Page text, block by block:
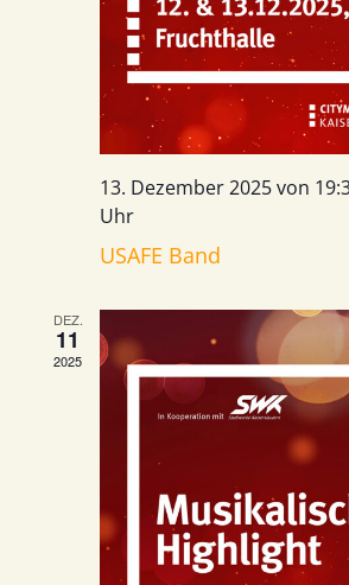
13. Dezember 2025 von
Uhr
USAFE Band
DEZ.
11
2025